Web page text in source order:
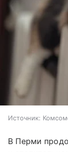
Источник:
В Перми